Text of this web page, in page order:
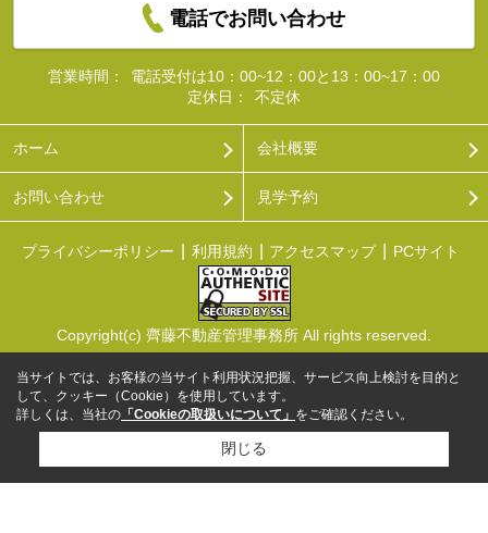
電話でお問い合わせ
営業時間：
電話受付は10：00~12：00と13：00~17：00
定休日：
不定休
ホーム 会社概要
お問い合わせ 見学予約
プライバシーポリシー 利用規約 アクセスマップ PCサイト
Copyright(c) 齊藤不動産管理事務所 All rights reserved.
当サイトでは、お客様の当サイト利用状況把握、サービス向上検討を目的と
して、クッキー（Cookie）を使用しています。
詳しくは、当社の 「Cookieの取扱いについて」 をご確認ください。
閉じる